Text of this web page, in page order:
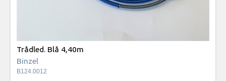
Trådled. Blå 4,40m
Binzel
B124.0012